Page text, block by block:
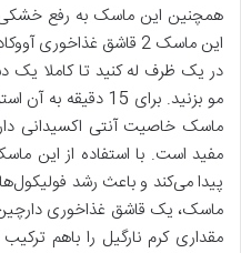
همچنین این ماسک به رفع خشکی
در یک ظرف له کنید تا کاملا یک
مو بزنید. برای 15
ماسک خاصیت آنتی اکسیدانی
مفید است. با استفاده از این
پیدا می‌کند و باعث رشد
ماسک، یک قاشق غذاخوری
مقداری کرم نارگیل را باهم